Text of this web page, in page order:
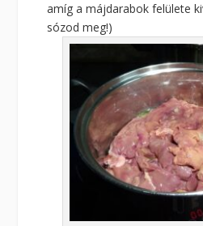
amíg a májdarabok felülete
sózod meg!)